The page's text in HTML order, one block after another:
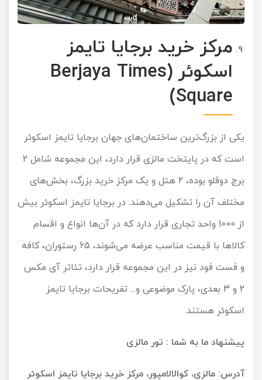
مرکز خرید برجایا تایمز
اسکوئر (Berjaya Times
Square)
یکی از بزرگ‌ترین ساختمان‌های جهان برجایا تایمز اسکوئر
است که در پایتخت مالزی قرار دارد، این مجموعه شامل 2
برج دوقلو بوده، 2 هتل و یک مرکز خرید بزرگ، بخش‌های
مختلف آن را تشکیل می‌دهند. در برجایا تایمز اسکوئر بیش
از 1000 واحد تجاری قرار دارد که در آن‌ها انواع و اقسام
کالاها با قیمت مناسب عرضه می‌شوند، 65 رستوران، کافه
و فست فود نیز در این مجموعه قرار دارد، تئاتر آی مکس
2 و 3 بعدی، پارک موضوعی و... تفریحات برجایا تایمز
اسکوئر هستند.
پیشنهاد ما به شما : تور مالزی
آدرس: مالزی، کوالالامپور، مرکز خرید برجایا تایمز اسکوئر